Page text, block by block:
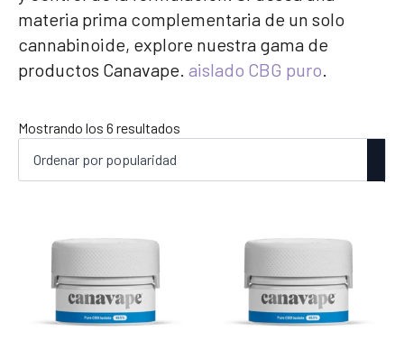
materia prima complementaria de un solo
cannabinoide, explore nuestra gama de
productos Canavape. aislado CBG puro.
Mostrando los 6 resultados